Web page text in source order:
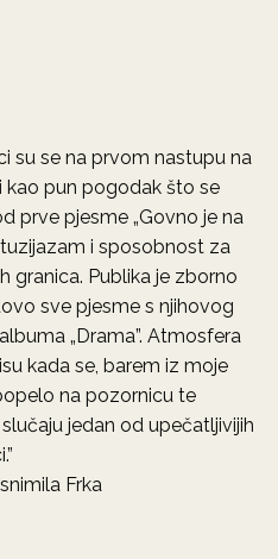
su se na prvom nastupu na
pun pogodak što se
prve pjesme „Govno je na
i sposobnost za
granica. Publika je zborno
sve pjesme s njihovog
„Drama”. Atmosfera
kada se, barem iz moje
na pozornicu te
jedan od upečatljivijih
Frka